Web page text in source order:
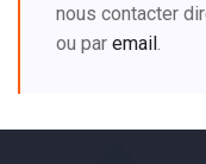
nous contacter
ou par email